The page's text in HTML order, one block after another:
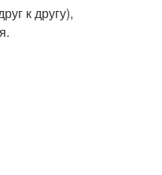
к другу),